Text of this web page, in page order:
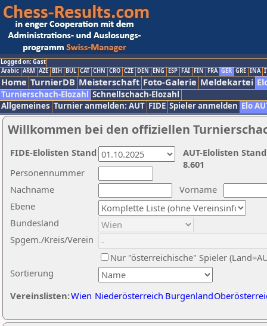
Logged on: Gast
Arabic ARM AZE BIH BUL CAT CHN CRO CZE DEN ENG ESP FAI FIN FRA GER GRE INA
Home TurnierDB Meisterschaft Foto-Galerie Meldekartei
Turnierschach-Elozahl Schnellschach-Elozahl
Allgemeines Turnier anmelden: AUT FIDE Spieler anmelden Elo
Willkommen bei den offiziellen
Nachname
Vorname
Ebene
Sortierung
Personennummer
Bundesland
Spgem./Kreis/Verein
Nur "österreichische" Spieler
Vereinslisten:Wien Niederösterreich Burgenland
AUT-Elolisten
8.601
FIDE-Elolisten Stand